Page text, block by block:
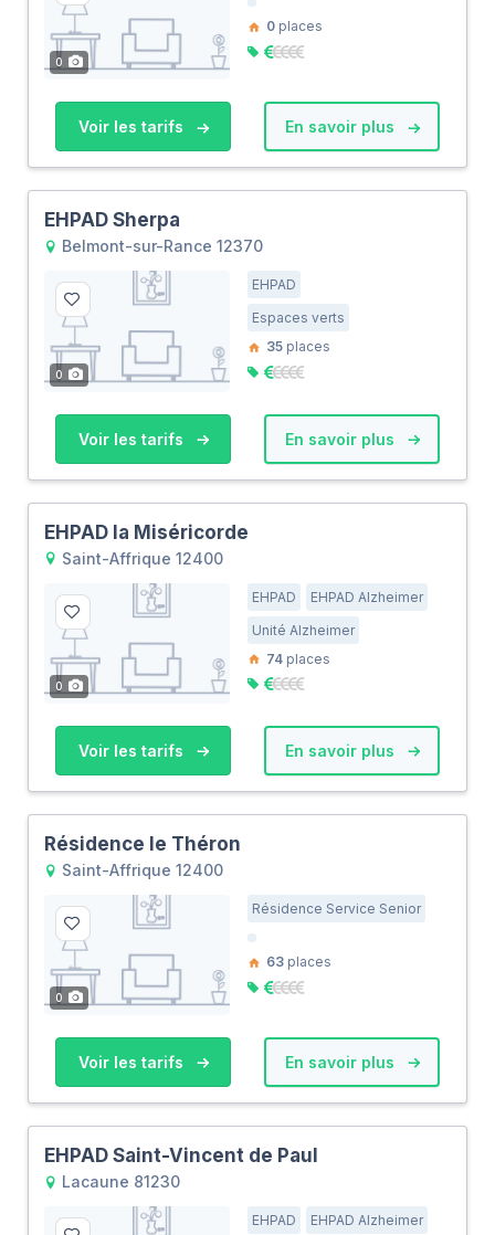
0
0 places
Voir les tarifs En savoir plus
EHPAD Sherpa
Belmont-sur-Rance 12370
0
EHPAD
Espaces verts
35 places
Voir les tarifs En savoir plus
EHPAD la Miséricorde
Saint-Affrique 12400
0
EHPAD
EHPAD Alzheimer
Unité Alzheimer
74 places
Voir les tarifs En savoir plus
Résidence le Théron
Saint-Affrique 12400
0
Résidence Service Senior
63 places
Voir les tarifs En savoir plus
EHPAD Saint-Vincent de Paul
Lacaune 81230
EHPAD
EHPAD Alzheimer